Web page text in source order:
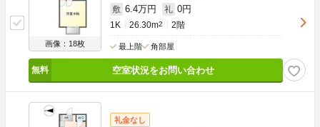
画像：18枚
敷 6.4万円 礼 0円
1K 26.30m2 2階
最上階 角部屋
空室状況をお問い合わせ
礼金なし